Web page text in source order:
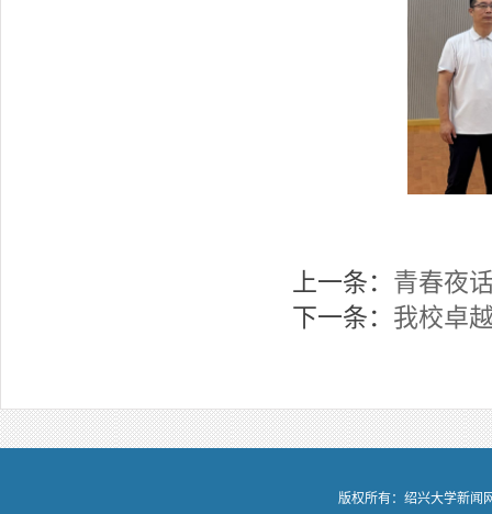
上一条： 青春夜
下一条： 我校卓
版权所有：绍兴大学新闻